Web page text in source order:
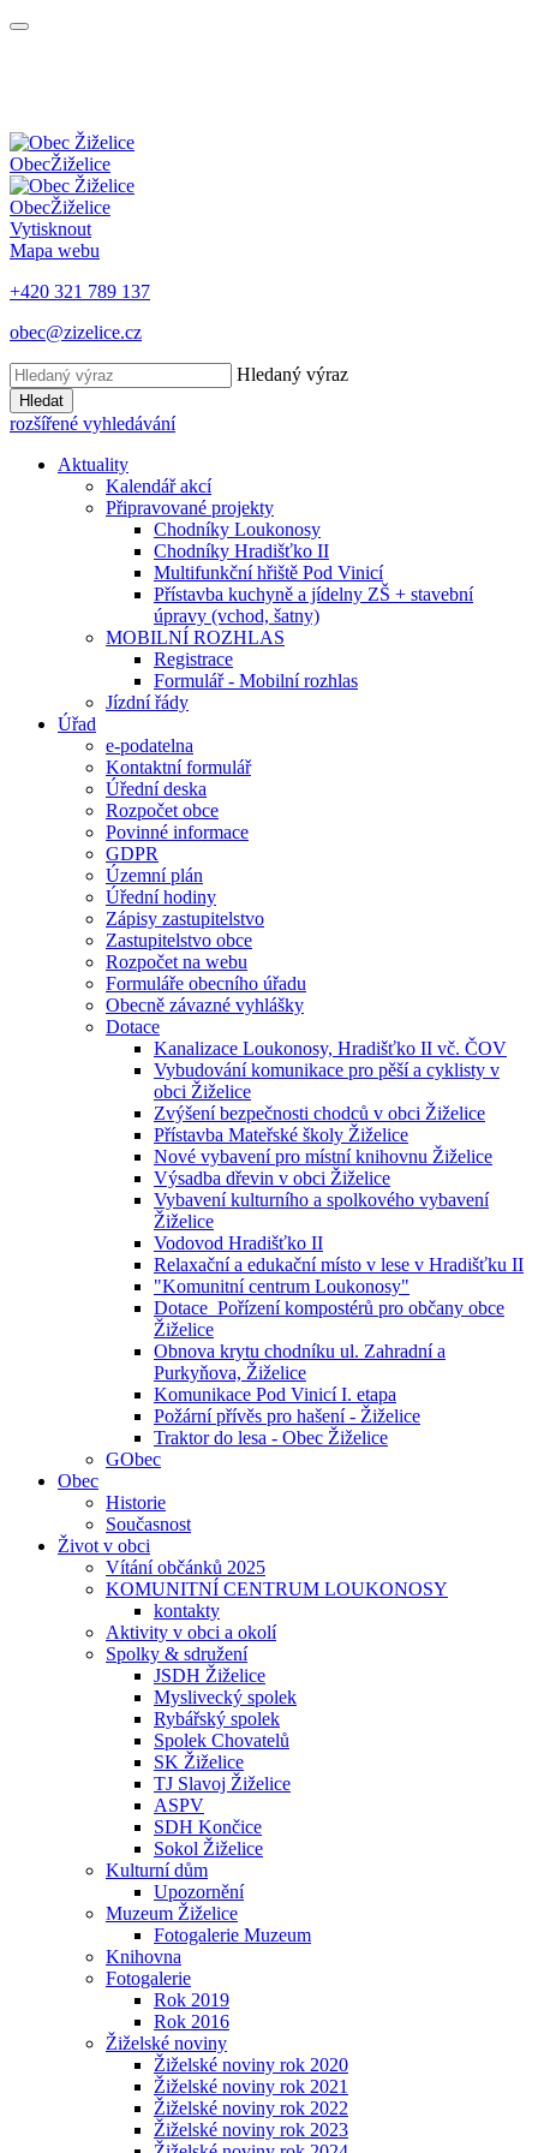
ObecŽiželice
ObecŽiželice
Vytisknout
Mapa webu
+420 321 789 137
obec@zizelice.cz
Hledaný výraz
Hledat
rozšířené vyhledávání
Aktuality
Kalendář akcí
Připravované projekty
Chodníky Loukonosy
Chodníky Hradišťko II
Multifunkční hřiště Pod Vinicí
Přístavba kuchyně a jídelny ZŠ + stavební
úpravy (vchod, šatny)
MOBILNÍ ROZHLAS
Registrace
Formulář - Mobilní rozhlas
Jízdní řády
Úřad
e-podatelna
Kontaktní formulář
Úřední deska
Rozpočet obce
Povinné informace
GDPR
Územní plán
Úřední hodiny
Zápisy zastupitelstvo
Zastupitelstvo obce
Rozpočet na webu
Formuláře obecního úřadu
Obecně závazné vyhlášky
Dotace
Kanalizace Loukonosy, Hradišťko II vč. ČOV
Vybudování komunikace pro pěší a cyklisty v
obci Žiželice
Zvýšení bezpečnosti chodců v obci Žiželice
Přístavba Mateřské školy Žiželice
Nové vybavení pro místní knihovnu Žiželice
Výsadba dřevin v obci Žiželice
Vybavení kulturního a spolkového vybavení
Žiželice
Vodovod Hradišťko II
Relaxační a edukační místo v lese v Hradišťku II
"Komunitní centrum Loukonosy"
Dotace_Pořízení kompostérů pro občany obce
Žiželice
Obnova krytu chodníku ul. Zahradní a
Purkyňova, Žiželice
Komunikace Pod Vinicí I. etapa
Požární přívěs pro hašení - Žiželice
Traktor do lesa - Obec Žiželice
GObec
Obec
Historie
Současnost
Život v obci
Vítání občánků 2025
KOMUNITNÍ CENTRUM LOUKONOSY
kontakty
Aktivity v obci a okolí
Spolky & sdružení
JSDH Žiželice
Myslivecký spolek
Rybářský spolek
Spolek Chovatelů
SK Žiželice
TJ Slavoj Žiželice
ASPV
SDH Končice
Sokol Žiželice
Kulturní dům
Upozornění
Muzeum Žiželice
Fotogalerie Muzeum
Knihovna
Fotogalerie
Rok 2019
Rok 2016
Žiželské noviny
Žiželské noviny rok 2020
Žiželské noviny rok 2021
Žiželské noviny rok 2022
Žiželské noviny rok 2023